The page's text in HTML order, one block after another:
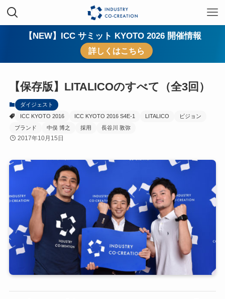
【NEW】ICC サミット KYOTO 2026 開催情報
詳しくはこちら
【保存版】LITALICOのすべて（全3回）
ダイジェスト
ICC KYOTO 2016
ICC KYOTO 2016 S4E-1 LITALICO
ビジョン
ブランド
中俣 博之 採用 長谷川 敦弥
2017年10月15日